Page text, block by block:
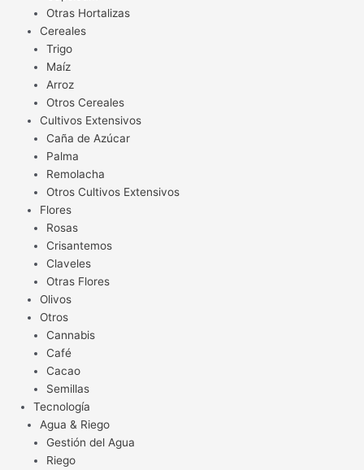
Otras Hortalizas
Cereales
Trigo
Maíz
Arroz
Otros Cereales
Cultivos Extensivos
Caña de Azúcar
Palma
Remolacha
Otros Cultivos Extensivos
Flores
Rosas
Crisantemos
Claveles
Otras Flores
Olivos
Otros
Cannabis
Café
Cacao
Semillas
Tecnología
Agua & Riego
Gestión del Agua
Riego